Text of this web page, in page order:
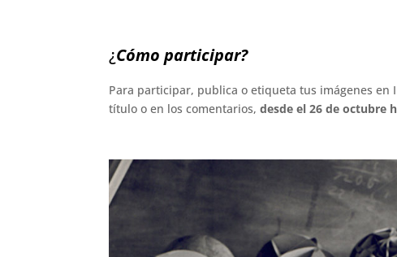
¿Cómo participar?
Para participar, publica o etiqueta tus imágenes en
título o en los comentarios,desde el 26 de octubre